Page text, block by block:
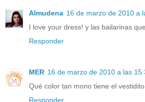
Almudena 16 de marzo de 2010 a
I love your dress! y las bailarinas
Responder
MER 16 de marzo de 2010 a las
Qué color tan mono tiene el
Responder